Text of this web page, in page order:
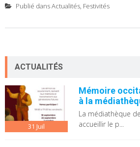
Publié dansActualités, Festivités
ACTUALITÉS
31 Juil
Mémoire
à la
La médiathèque
accueillir le p...